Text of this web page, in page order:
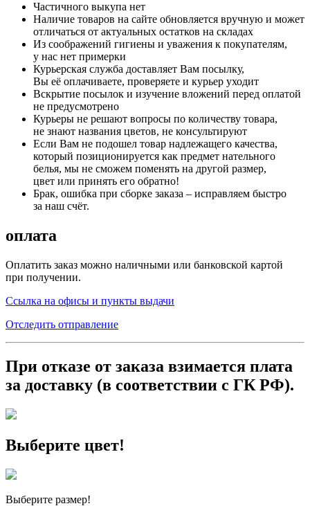
Частичного выкупа нет
Наличие товаров на сайте обновляется вручную и может
отличаться от актуальных остатков на складах
Из соображений гигиены и уважения к покупателям,
у нас нет примерки
Курьерская служба доставляет Вам посылку,
Вы её оплачиваете, проверяете и курьер уходит
Вскрытие посылок и изучение вложений перед оплатой
не предусмотрено
Курьеры не решают вопросы по количеству товара,
не знают названия цветов, не консультируют
Если Вам не подошел товар надлежащего качества,
который позиционируется как предмет нательного
белья, мы не сможем поменять на другой размер,
цвет или принять его обратно!
Брак, ошибка при сборке заказа – исправляем быстро
за наш счёт.
оплата
Оплатить заказ можно наличными или банковской картой
при получении.
Ссылка на офисы и пункты выдачи
Отследить отправление
При отказе от заказа взимается плата
за доставку (в соответствии с ГК РФ).
Выберите цвет!
Выберите размер!